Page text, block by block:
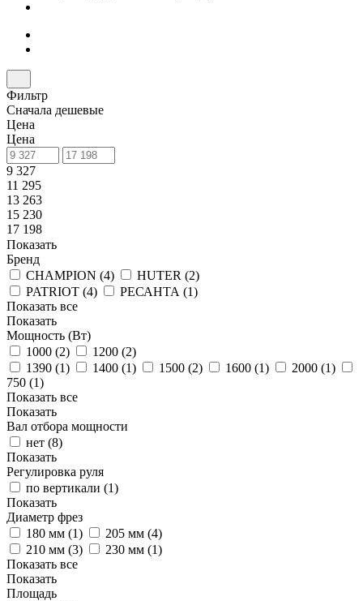
Фильтр
Сначала дешевые
Цена
Цена
9 327
11 295
13 263
15 230
17 198
Показать
Бренд
CHAMPION (4) HUTER (2)
PATRIOT (4) РЕСАНТА (1)
Показать все
Показать
Мощность (Вт)
1000 (2) 1200 (2)
1390 (1) 1400 (1) 1500 (2) 1600 (1) 2000 (1)
750 (1)
Показать все
Показать
Вал отбора мощности
нет (8)
Показать
Регулировка руля
по вертикали (1)
Показать
Диаметр фрез
180 мм (1) 205 мм (4)
210 мм (3) 230 мм (1)
Показать все
Показать
Площадь